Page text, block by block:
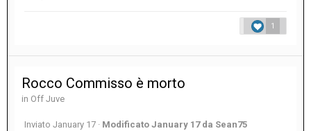
1
Rocco Commisso è morto
in Off Juve
Inviato January 17 · Modificato January 17da Sean75